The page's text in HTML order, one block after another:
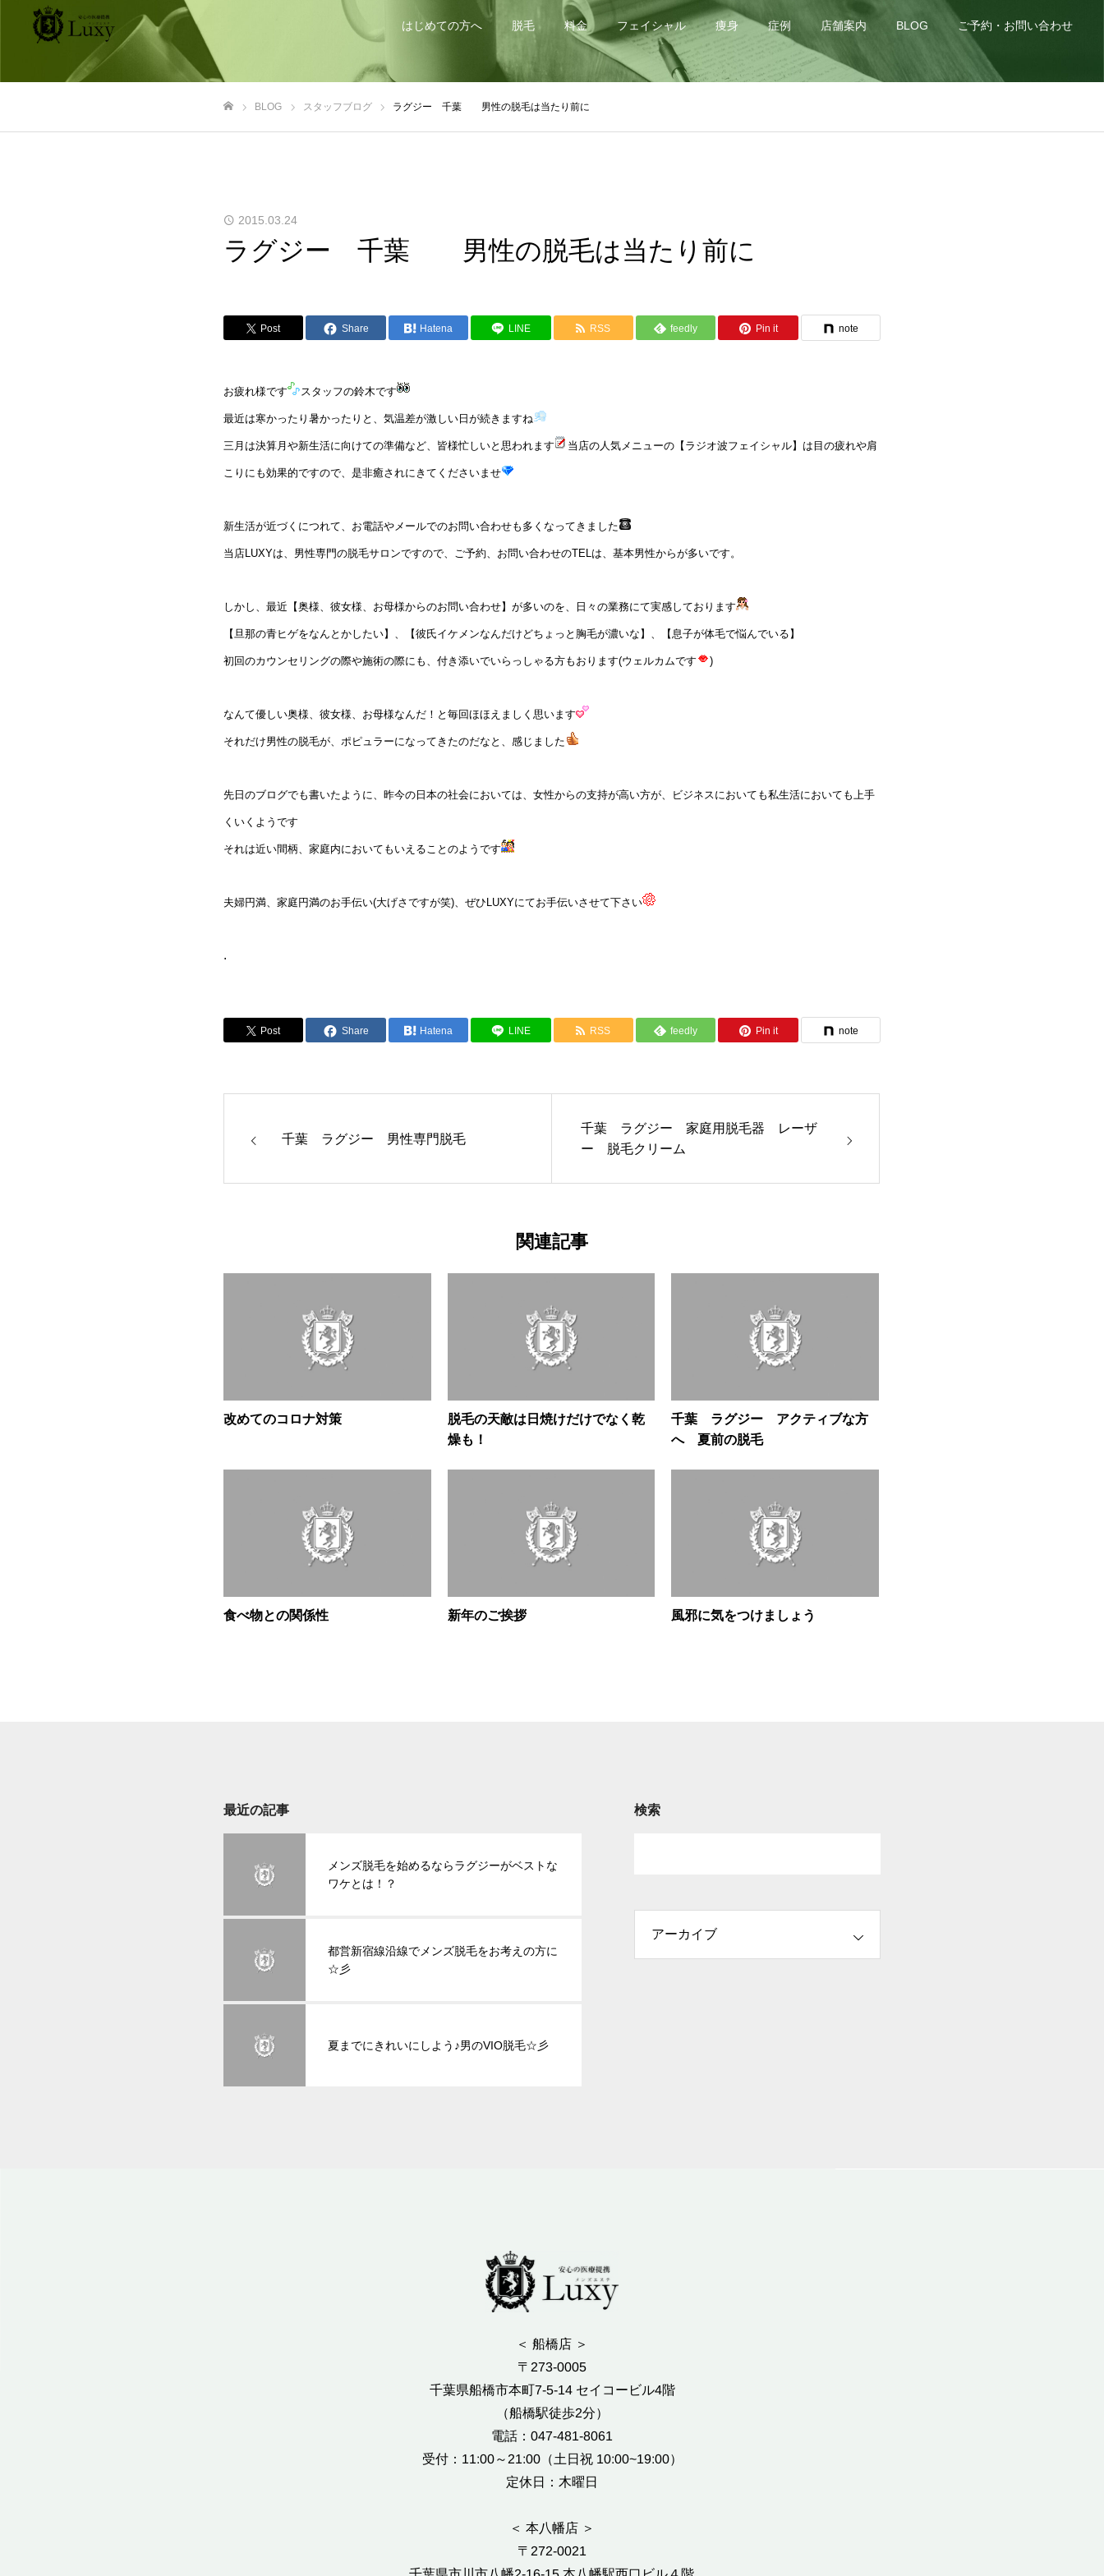
はじめての方へ 脱毛 料金 フェイシャル 痩身 症例 店舗案内 BLOG ご予約・お問い合わせ
BLOG スタッフブログ ラグジー 千葉 男性の脱毛は当たり前に
2015.03.24
ラグジー 千葉 男性の脱毛は当たり前に
Post Share Hatena LINE RSS feedly Pin it note
お疲れ様です スタッフの鈴木です
最近は寒かったり暑かったりと、気温差が激しい日が続きますね
三月は決算月や新生活に向けての準備など、皆様忙しいと思われます 当店の人気メニューの【ラジオ波フェイシャル】は目の疲れや肩
こりにも効果的ですので、是非癒されにきてくださいませ
新生活が近づくにつれて、お電話やメールでのお問い合わせも多くなってきました
当店LUXYは、男性専門の脱毛サロンですので、ご予約、お問い合わせのTELは、基本男性からが多いです。
しかし、最近【奥様、彼女様、お母様からのお問い合わせ】が多いのを、日々の業務にて実感しております
【旦那の青ヒゲをなんとかしたい】、【彼氏イケメンなんだけどちょっと胸毛が濃いな】、【息子が体毛で悩んでいる】
初回のカウンセリングの際や施術の際にも、付き添いでいらっしゃる方もおります(ウェルカムです )
なんて優しい奥様、彼女様、お母様なんだ！と毎回ほほえましく思います
それだけ男性の脱毛が、ポピュラーになってきたのだなと、感じました
先日のブログでも書いたように、昨今の日本の社会においては、女性からの支持が高い方が、ビジネスにおいても私生活においても上手
くいくようです
それは近い間柄、家庭内においてもいえることのようです
夫婦円満、家庭円満のお手伝い(大げさですが笑)、ぜひLUXYにてお手伝いさせて下さい
.
Post Share Hatena LINE RSS feedly Pin it note
千葉 ラグジー 男性専門脱毛
千葉 ラグジー 家庭用脱毛器 レーザ
ー 脱毛クリーム
関連記事
改めてのコロナ対策
脱毛の天敵は日焼けだけでなく乾
燥も！
千葉 ラグジー アクティブな方
へ 夏前の脱毛
食べ物との関係性 新年のご挨拶 風邪に気をつけましょう
最近の記事
メンズ脱毛を始めるならラグジーがベストな
ワケとは！？
都営新宿線沿線でメンズ脱毛をお考えの方に
☆彡
夏までにきれいにしよう♪男のVIO脱毛☆彡
検索
＜ 船橋店 ＞
〒273-0005
千葉県船橋市本町7-5-14 セイコービル4階
（船橋駅徒歩2分）
電話：047-481-8061
受付：11:00～21:00（土日祝 10:00~19:00）
定休日：木曜日
＜ 本八幡店 ＞
〒272-0021